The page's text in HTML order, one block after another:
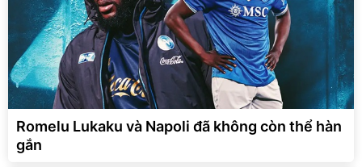
Romelu Lukaku và Napoli đã không còn thể hàn
gắn